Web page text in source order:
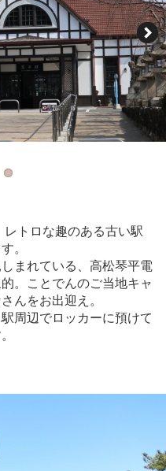
トロな趣のある古い駅
。
まれている、高松琴平電
。ことでんのご当地キャ
んをお出迎え。
周辺でロッカーに預けて